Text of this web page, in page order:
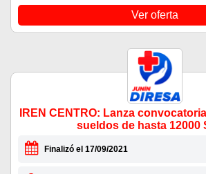
Ver oferta
IREN CENTRO: Lanza
sueldos de hasta 12000
Finalizó el 17/09/2021